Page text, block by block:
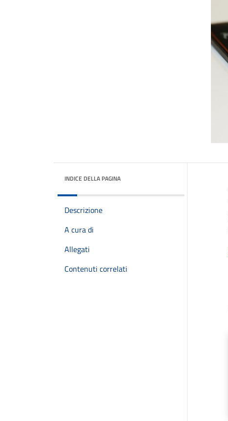
INDICE DELLA PAGINA
Descrizione
A cura di
Allegati
Contenuti correlati